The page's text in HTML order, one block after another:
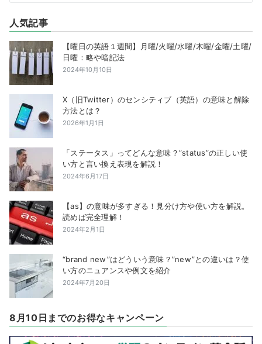
人気記事
【曜日の英語１週間】月曜/火曜/水曜/木曜/金曜/土曜/
日曜：略や暗記法
2024年10月10日
X（旧Twitter）のセンシティブ（英語）の意味と解除
方法とは？
2026年1月1日
「ステータス」ってどんな意味？”status”の正しい使
い方と言い換え表現を解説！
2024年6月17日
【as】の意味が多すぎる！見分け方や使い方を解説。
読めば完全理解！
2024年2月1日
“brand new”はどういう意味？”new”との違いは？使
い方のニュアンスや例文を紹介
2024年7月20日
8月10日までのお得なキャンペーン